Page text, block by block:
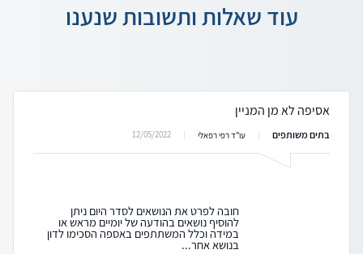
עוד שאלות ותשובות שנענו
אסיפה לא מן המניין
בתים משותפים עו"ד רפי רפאלי 12/05/2022
חובה לפרט את הנושאים לסדר היום ניתן
להוסיף נושאים בהודעה של יומיים מראש או
במידה וכלל המשתתפים באספה הסכימו לדון
בנושא אחר...